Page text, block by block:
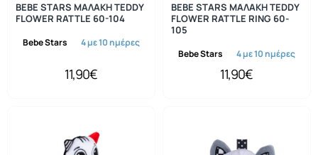
Bebe Stars 4 με 10 ημέρες
BEBE STARS ΜΑΛΑΚΗ TEDDY
FLOWER RATTLE 60-104
11,90€
Bebe Stars 4 με 10 ημέρες
BEBE STARS ΜΑΛΑΚΗ TEDDY
FLOWER RATTLE RING 60-
105
11,90€